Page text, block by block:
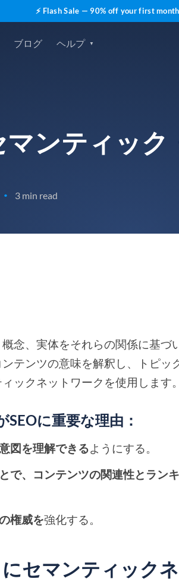
⚡ Flash Sale — 90% off your first month
ブログ ヘルプ
マンティック
• 3 min read
概念、実体をそれらの関係に基づ
テンツの意味を解釈し、トピッ
ックネットワークを使用します。
に重要な理由：
図を理解できるようにする。
で、コンテンツの関連性とラン
権威を強化する。
セマンティック